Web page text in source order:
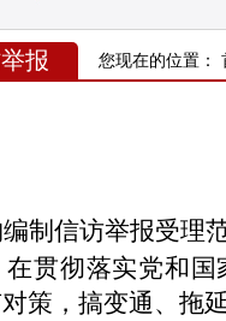
报 您现在的位置：
制信访举报受理
在贯彻落实党和
策，搞变通、拖